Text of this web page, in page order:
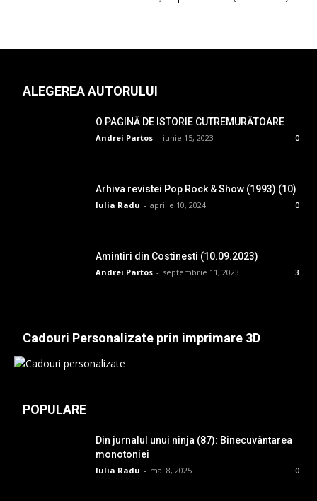
ALEGEREA AUTORULUI
O PAGINĂ DE ISTORIE CUTREMURĂTOARE
Andrei Partos - iunie 15, 2023 0
Arhiva revistei Pop Rock & Show (1993) (10)
Iulia Radu - aprilie 10, 2024 0
Amintiri din Costinesti (10.09.2023)
Andrei Partos - septembrie 11, 2023 3
Cadouri Personalizate prin imprimare 3D
POPULARE
Din jurnalul unui ninja (87): Binecuvântarea
monotoniei
Iulia Radu - mai 8, 2025 0